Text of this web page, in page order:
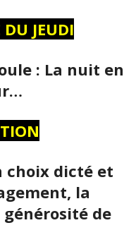
JEUDI
: La nuit en
choix dicté et
la
de